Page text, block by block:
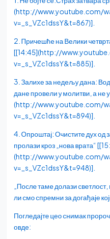
(http://www.youtube.com/
v=_s_VZc1dssY&t=867)].
2. Причешће на Велики
[[14:45](http://
v=_s_VZc1dssY&t=885)].
3. Залихе за недељу дана:
дане провели у молитви, а
(http://www.youtube.com/
v=_s_VZc1dssY&t=894)].
4. Опроштај: Очистите дух од
пролази кроз „нова врата“
(http://www.youtube.com/
v=_s_VZc1dssY&t=948)].
„После таме долази
ли смо спремни за догађаје
Погледајте цео снимак
овде: